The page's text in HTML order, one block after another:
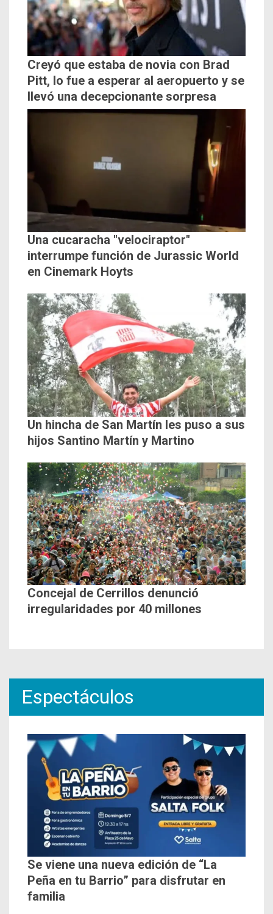
Creyó que estaba de novia con Brad
Pitt, lo fue a esperar al aeropuerto y se
llevó una decepcionante sorpresa
Una cucaracha "velociraptor"
interrumpe función de Jurassic World
en Cinemark Hoyts
Un hincha de San Martín les puso a sus
hijos Santino Martín y Martino
Concejal de Cerrillos denunció
irregularidades por 40 millones
Espectáculos
Se viene una nueva edición de “La
Peña en tu Barrio” para disfrutar en
familia